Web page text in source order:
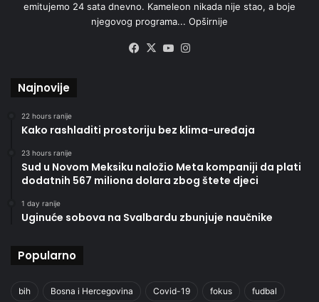
emitujemo 24 sata dnevno. Kameleon nikada nije stao, a boje
njegovog programa... Opširnije
Facebook
X YouTube
Najnovije
22 hours ranije
Kako rashladiti prostoriju bez klima-uređaja
23 hours ranije
Sud u Novom Meksiku naložio Meta kompaniji da plati
dodatnih 567 miliona dolara zbog štete djeci
1 day ranije
Uginuće sobova na Svalbardu zbunjuje naučnike
Popularno
bih Bosna i Hercegovina Covid-19 fokus fudbal